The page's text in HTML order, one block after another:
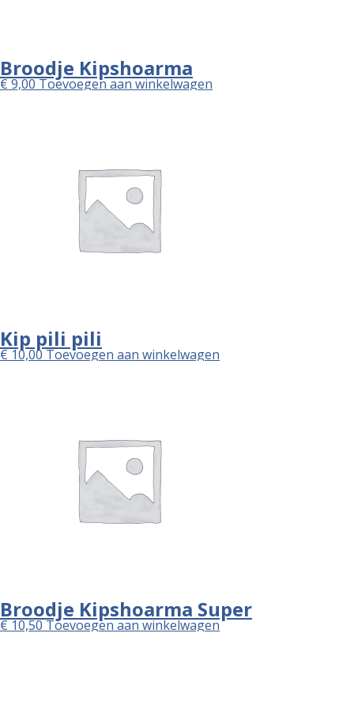
Broodje Kipshoarma
€9,00Toevoegen aan winkelwagen
Kip pili pili
€10,00Toevoegen aan winkelwagen
Broodje Kipshoarma Super
€10,50Toevoegen aan winkelwagen